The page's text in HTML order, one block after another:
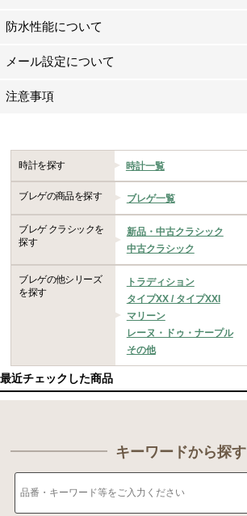
防水性能について
メール設定について
注意事項
時計を探す 時計一覧
ブレゲの商品を探す ブレゲ一覧
ブレゲ クラシックを
探す
新品・中古クラシック
中古クラシック
ブレゲの他シリーズ
を探す
トラディション
タイプXX / タイプXXI
マリーン
レーヌ・ドゥ・ナープル
その他
最近チェックした商品
キーワードから探す